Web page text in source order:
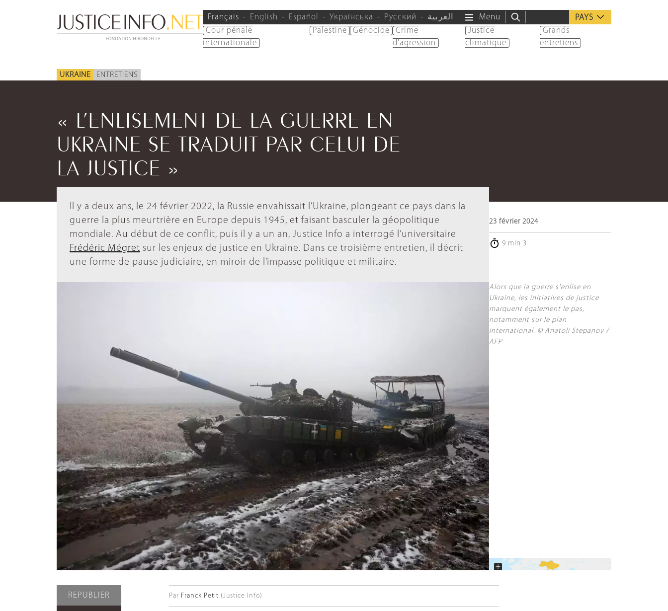
Français English Español Українська Русский العربية Menu
PAYS
Cour pénale
internationale
Palestine Génocide
Crime
d'agression
Justice
climatique
Grands
entretiens
UKRAINE ENTRETIENS
« L’ENLISEMENT DE LA GUERRE EN
UKRAINE SE TRADUIT PAR CELUI DE
LA JUSTICE »
Il y a deux ans, le 24 février 2022, la Russie envahissait l’Ukraine, plongeant ce pays dans la
guerre la plus meurtrière en Europe depuis 1945, et faisant basculer la géopolitique
mondiale. Au début de ce conflit, puis il y a un an, Justice Info a interrogé l’universitaire
Frédéric Mégret sur les enjeux de justice en Ukraine. Dans ce troisième entretien, il décrit
une forme de pause judiciaire, en miroir de l’impasse politique et militaire.
23 février 2024
9 min 3
Alors que la guerre s'enlise en
Ukraine, les initiatives de justice
marquent également le pas,
notamment sur le plan
international. © Anatoli Stepanov /
AFP
+
REPUBLIER Par Franck Petit (Justice Info)